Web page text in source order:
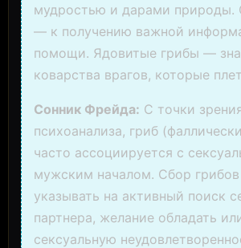
мудростью и дарами природы.
— к получению важной
помощи. Ядовитые грибы —
коварства врагов, которые
Сонник Фрейда: С точки
психоанализа, гриб
часто ассоциируется с
мужским началом. Сбор
указывать на активный поиск
партнера, желание обладать
сексуальную